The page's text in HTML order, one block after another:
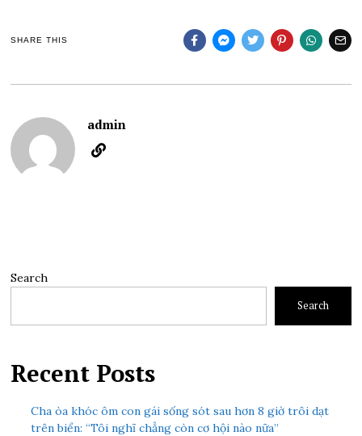
SHARE THIS
admin
Search
Search
Recent Posts
Cha òa khóc ôm con gái sống sót sau hơn 8 giờ trôi dạt
trên biển: “Tôi nghĩ chẳng còn cơ hội nào nữa”